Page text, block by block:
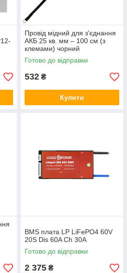
Провід мідний для з'єднання
АКБ 25 кв. мм – 100 см (з
клемами) чорний
Готово до відправки
532 ₴
Купити
BMS плата LP LiFePO4 60V
20S Dis 60A Ch 30A
Готово до відправки
2 375 ₴